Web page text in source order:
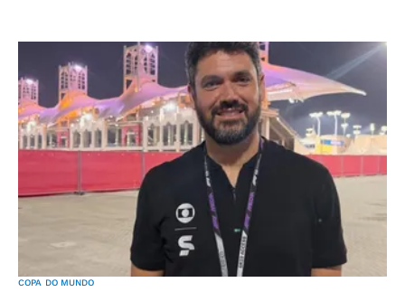
COPA DO MUNDO